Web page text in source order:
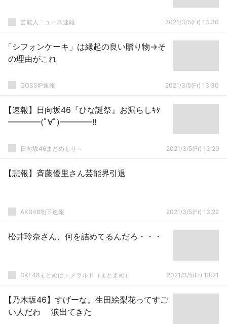
芸能人ニュース速報 2021/3/5(Fr) 13:30
「シフォンケーキ」は縁起の良い贈り物→そ
の理由がこれ
GOSSIP速報 2021/3/5(Fr) 13:30
【速報】日向坂46『ひな誕祭』お漏らしｷﾀ
━━━━(ﾟ∀ﾟ)━━━━!!
日向坂46まとめもり～ 2021/3/5(Fr) 13:29
【悲報】斉藤優里さん芸能界引退
AKB48地下速報 2021/3/5(Fr) 13:22
松井玲奈さん、何を詰めてるんだろ・・・
SKE48まとめはエメラルド（まとえめ） 2021/3/5(Fr) 13:21
【乃木坂46】すげーな。生田絵梨花ってすご
い人だわ 涙出てきた